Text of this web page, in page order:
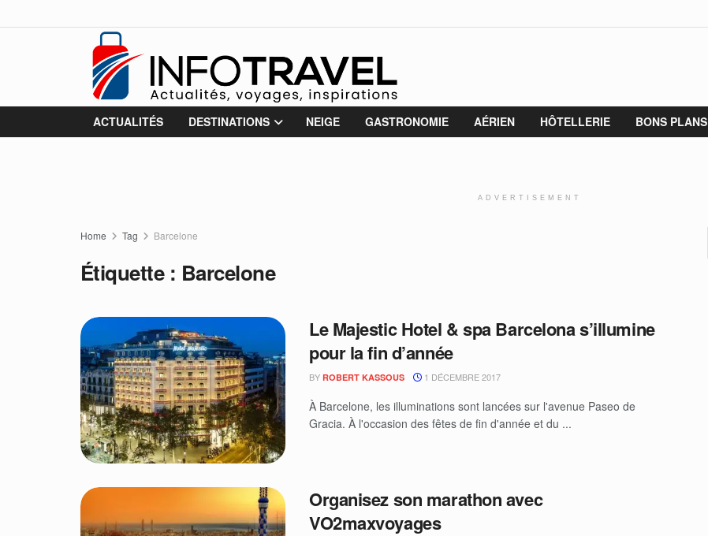
ACTUALITÉS DESTINATIONS NEIGE GASTRONOMIE AÉRIEN HÔTELLERIE BONS PLANS
ADVERTISEMENT
Home Tag Barcelone
Étiquette : Barcelone
Le Majestic Hotel & spa Barcelona s’illumine
pour la fin d’année
BY ROBERT KASSOUS 1 DÉCEMBRE 2017
À Barcelone, les illuminations sont lancées sur l'avenue Paseo de
Gracia. À l'occasion des fêtes de fin d'année et du ...
Organisez son marathon avec
VO2maxvoyages